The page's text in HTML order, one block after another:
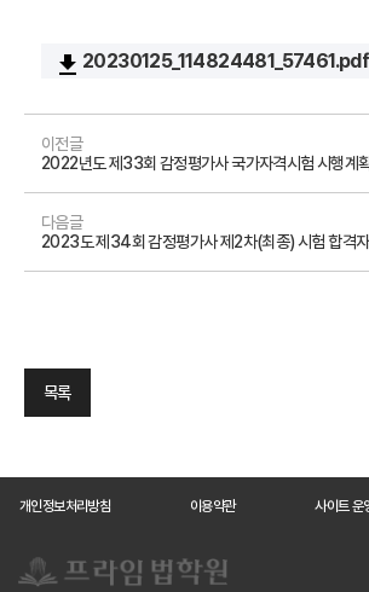
file_download 20230125_114824481_57461.pdf
이전글
2022년도 제33회 감정평가사 국가자격시험 시행계
다음글
2023도 제34회 감정평가사 제2차(최종) 시험 합격
목록
개인정보처리방침 이용약관 사이트 운